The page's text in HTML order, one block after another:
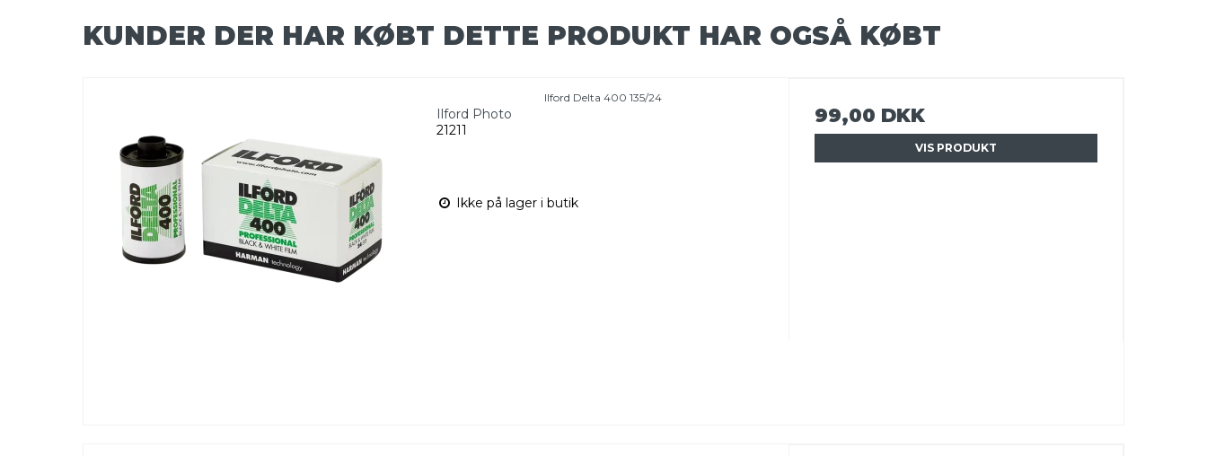
KUNDER DER HAR KØBT DETTE PRODUKT HAR OGSÅ KØBT
Ilford Delta 400 135/24
Ilford Photo
21211
Ikke på lager i butik
99,00 DKK
VIS PRODUKT